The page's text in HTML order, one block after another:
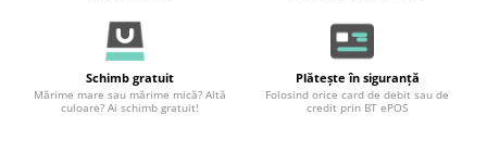
Schimb gratuit
Mărime mare sau mărime mică? Altă
culoare? Ai schimb gratuit!
Plătește în siguranță
Folosind orice card de debit sau de
credit prin BT ePOS